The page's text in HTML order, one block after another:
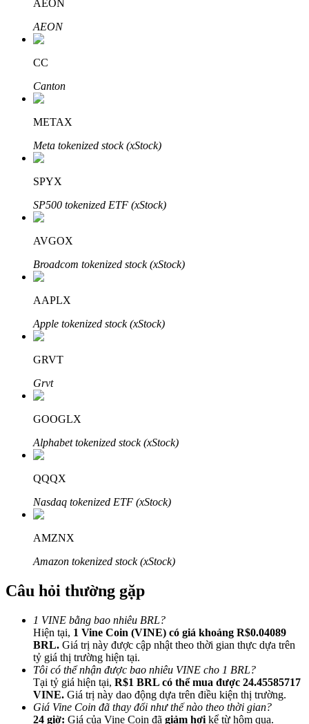
Đầu tư cố định và quản lý tài chính
Tận hưởng việc quản lý tài chính hiện tại và thu nhập lâu dài
Bitrue
Đối tác Bitrue
Đối tác Bitrue
Lên đến 65% hoa hồng!
Giới thiệu
Mời một người bạn để nhận phần thưởng tiền mặt
AEON
AEON
CC
Canton
METAX
Meta tokenized stock (xStock)
SPYX
SP500 tokenized ETF (xStock)
AVGOX
Broadcom tokenized stock (xStock)
AAPLX
Apple tokenized stock (xStock)
GRVT
Grvt
GOOGLX
Alphabet tokenized stock (xStock)
QQQX
Nasdaq tokenized ETF (xStock)
AMZNX
Amazon tokenized stock (xStock)
Câu hỏi thường gặp
1 VINE bằng bao nhiêu BRL?
Hiện tại, 1 Vine Coin (VINE) có giá khoảng R$0.04089
BRL. Giá trị này được cập nhật theo thời gian thực dựa trên
tỷ giá thị trường hiện tại.
Tôi có thể nhận được bao nhiêu VINE cho 1 BRL?
Tại tỷ giá hiện tại, R$1 BRL có thể mua được 24.45585717
VINE. Giá trị này dao động dựa trên điều kiện thị trường.
Giá Vine Coin đã thay đổi như thế nào theo thời gian?
24 giờ: Giá của Vine Coin đã giảm hơi kể từ hôm qua.